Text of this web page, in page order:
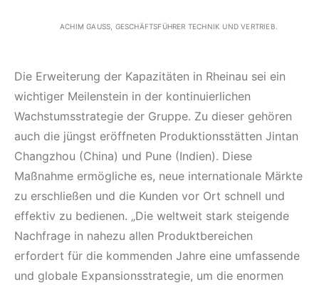
ACHIM GAUSS, GESCHÄFTSFÜHRER TECHNIK UND VERTRIEB.
Die Erweiterung der Kapazitäten in Rheinau sei ein
wichtiger Meilenstein in der kontinuierlichen
Wachstumsstrategie der Gruppe. Zu dieser gehören
auch die jüngst eröffneten Produktionsstätten Jintan
Changzhou (China) und Pune (Indien). Diese
Maßnahme ermögliche es, neue internationale Märkte
zu erschließen und die Kunden vor Ort schnell und
effektiv zu bedienen. „Die weltweit stark steigende
Nachfrage in nahezu allen Produktbereichen
erfordert für die kommenden Jahre eine umfassende
und globale Expansionsstrategie, um die enormen